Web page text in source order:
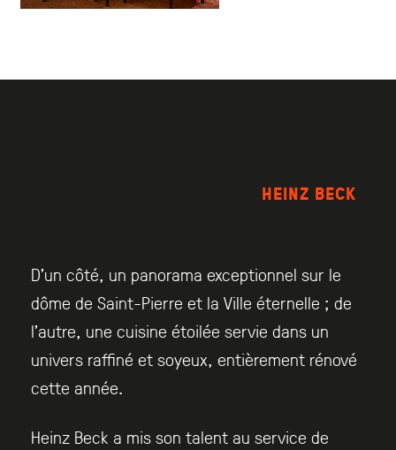
HEINZ BECK
D’un côté, un panorama exceptionnel sur le
dôme de Saint-Pierre et la Ville éternelle ; de
l’autre, une cuisine étoilée servie dans un
univers raffiné et soyeux, entièrement rénové
cette année.
Heinz Beck a mis son talent au service de